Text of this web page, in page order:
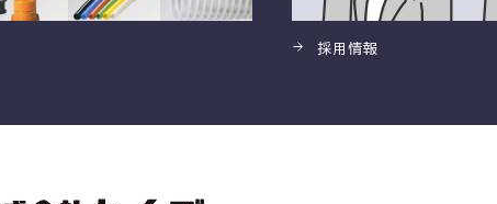
採用情報